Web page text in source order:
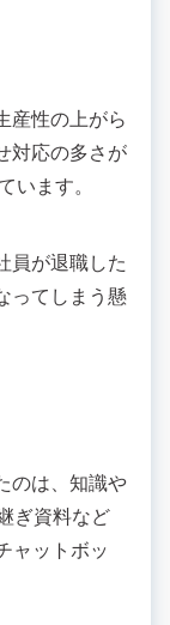
産性の上がら
対応の多さが
います。
員が退職した
ってしまう懸
のは、知識や
ぎ資料など
ャットボッ